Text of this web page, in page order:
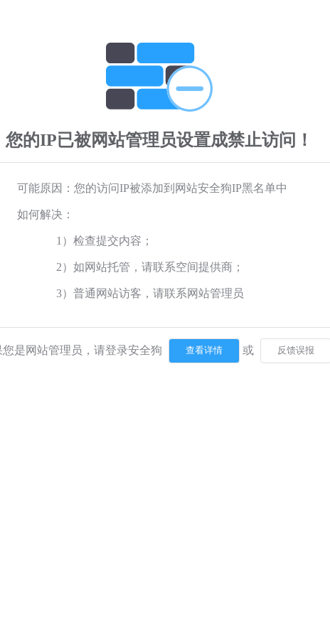
您的IP已被网站管理员设置成禁止访问！
可能原因：您的访问IP被添加到网站安全狗IP黑名单中
如何解决：
1）检查提交内容；
2）如网站托管，请联系空间提供商；
3）普通网站访客，请联系网站管理员
您是网站管理员，请登录安全狗 或